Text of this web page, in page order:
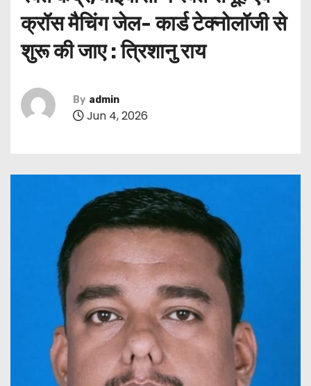
क्रॉस मैचिंग जेल- कार्ड टेक्नोलॉजी से
शुरू की जाए : त्रिशानु राय
By admin
Jun 4, 2026